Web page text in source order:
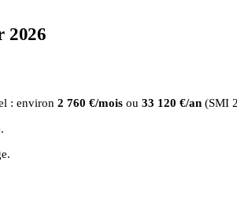
2026
: environ 2 760 €/moisou 33 120 €/an(SMI